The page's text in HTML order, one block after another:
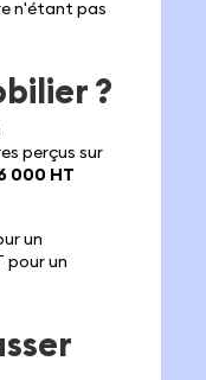
n'étant pas
?
perçus sur
000 HT
un
pour un